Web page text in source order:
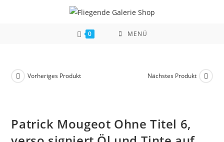
0 MENÜ
Vorheriges Produkt Nächstes Produkt
Patrick Mougeot Ohne Titel 6,